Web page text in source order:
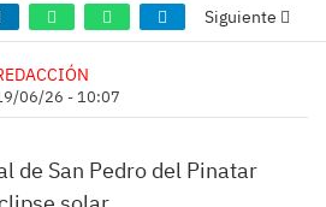
Siguiente
06/26 - 10:07
de San Pedro del Pinatar